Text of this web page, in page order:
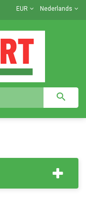
Nederlands
EUR